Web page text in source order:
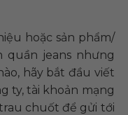
hoặc sản phẩm/
quần jeans nhưng
hãy bắt đầu viết
ty, tài khoản mạng
chuốt để gửi tới